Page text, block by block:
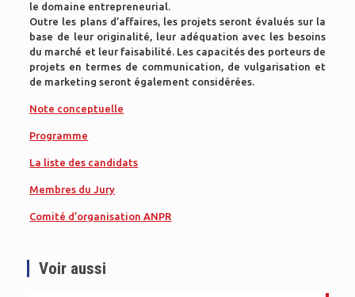
le domaine entrepreneurial.
Outre les plans d’affaires, les projets seront évalués sur la
base de leur originalité, leur adéquation avec les besoins
du marché et leur faisabilité. Les capacités des porteurs de
projets en termes de communication, de vulgarisation et
de marketing seront également considérées.
Note conceptuelle
Programme
La liste des candidats
Membres du Jury
Comité d’organisation ANPR
Voir aussi